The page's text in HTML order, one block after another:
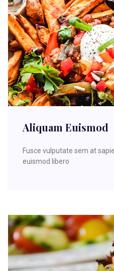
Aliquam Euismod
Fusce vulputate sem at
euismod libero